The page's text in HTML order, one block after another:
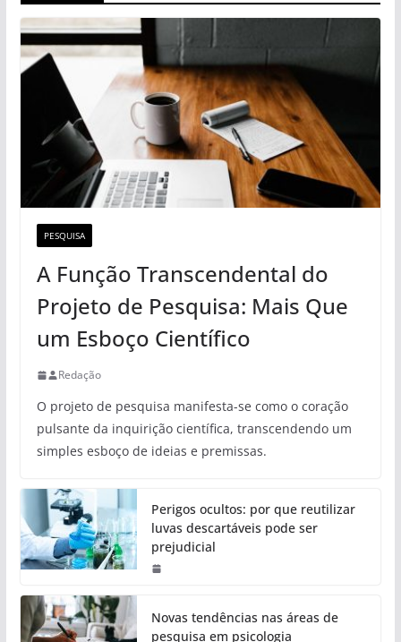
PESQUISA
A Função Transcendental do
Projeto de Pesquisa: Mais Que
um Esboço Científico
Redação
O projeto de pesquisa manifesta-se como o coração
pulsante da inquirição científica, transcendendo um
simples esboço de ideias e premissas.
Perigos ocultos: por que reutilizar
luvas descartáveis pode ser
prejudicial
Novas tendências nas áreas de
pesquisa em psicologia